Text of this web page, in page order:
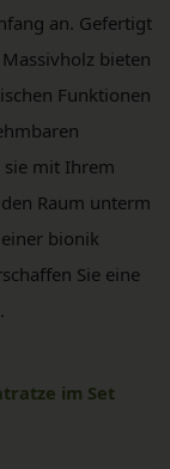
an. Gefertigt
bieten
Funktionen
sie mit Ihrem
Raum unterm
bionik
Sie eine
im Set